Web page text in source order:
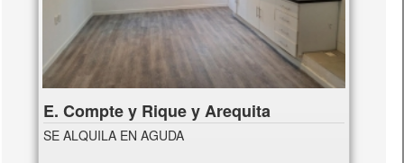
E. Compte y Rique y Arequita
SE ALQUILA EN AGUDA